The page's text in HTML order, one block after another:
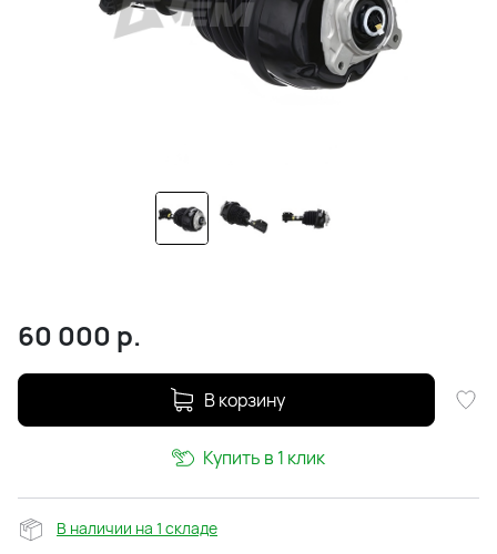
60 000 р.
В корзину
Купить в 1 клик
В наличии на 1 складе